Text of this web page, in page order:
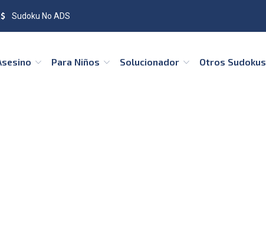
Sudoku No ADS
Asesino Para Niños Solucionador Otros